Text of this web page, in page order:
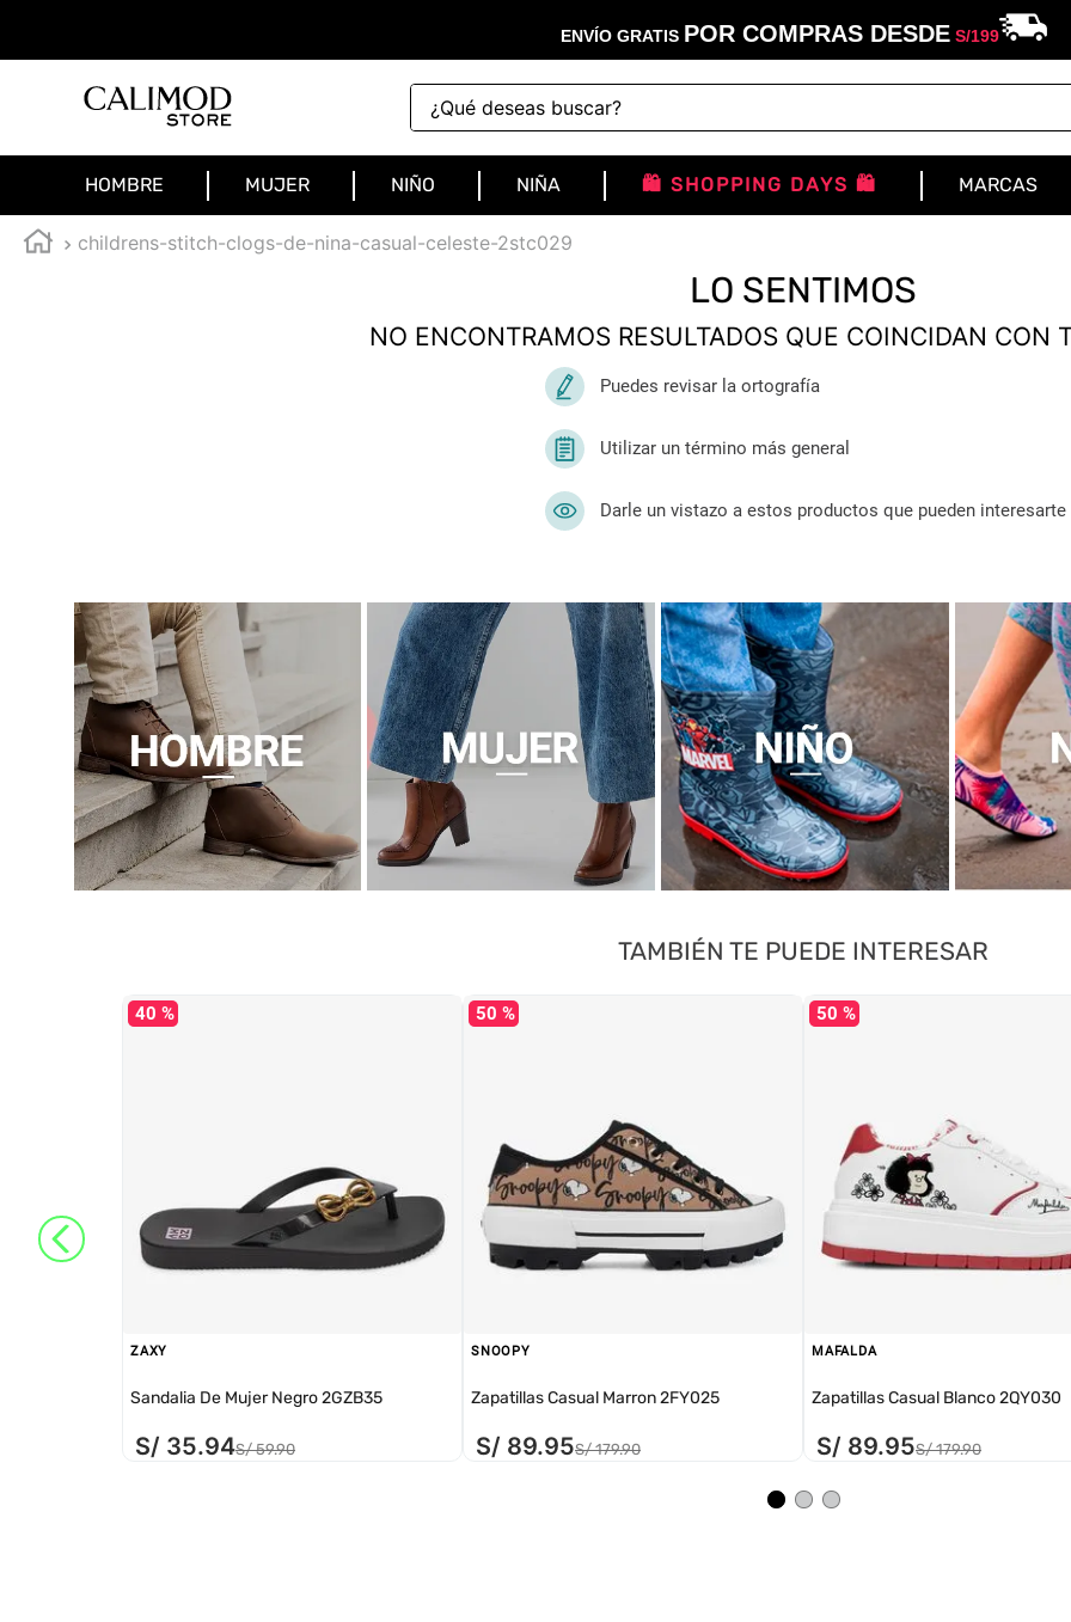
ENVÍO GRATIS POR COMPRAS DESDES/199
¿Qué deseas buscar?
HOMBRE MUJER NIÑO NIÑA 🛍️ SHOPPING DAYS 🛍️ MARCAS
childrens-stitch-clogs-de-nina-casual-celeste-2stc029
LO SENTIMOS
NO ENCONTRAMOS RESULTADOS QUE COINCIDAN CON
Puedes revisar la ortografía
Utilizar un término más general
Darle un vistazo a estos productos que pueden interesarte
TAMBIÉN TE PUEDE INTERESAR
40 %
ZAXY
Sandalia De Mujer Negro 2GZB35
S/ 35.94S/ 59.90
50 %
SNOOPY
Zapatillas Casual Marron 2FY025
S/ 89.95S/ 179.90
50 %
MAFALDA
Zapatillas Casual Blanco 2QY030
S/ 89.95S/ 179.90